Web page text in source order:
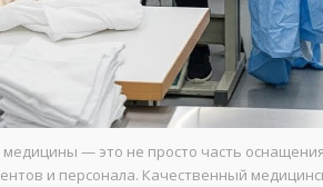
медицины — это не просто часть
и персонала. Качественный